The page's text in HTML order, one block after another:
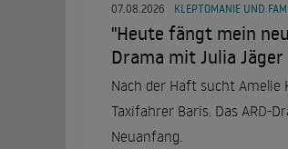
07.08.2026 KLEPTOMANIE UND
"Heute fängt mein
Drama mit Julia Jäger
Nach der Haft sucht
Taxifahrer Baris. Das ARD-
Neuanfang.